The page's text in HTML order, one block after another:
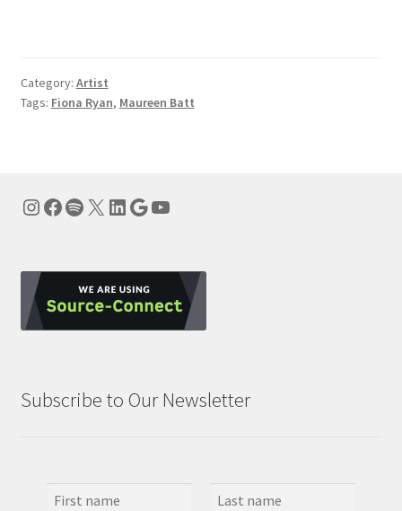
Category: Artist
Tags: Fiona Ryan, Maureen Batt
Instagram
Facebook
Spotify
X LinkedIn
Google
YouTube
Subscribe to Our Newsletter